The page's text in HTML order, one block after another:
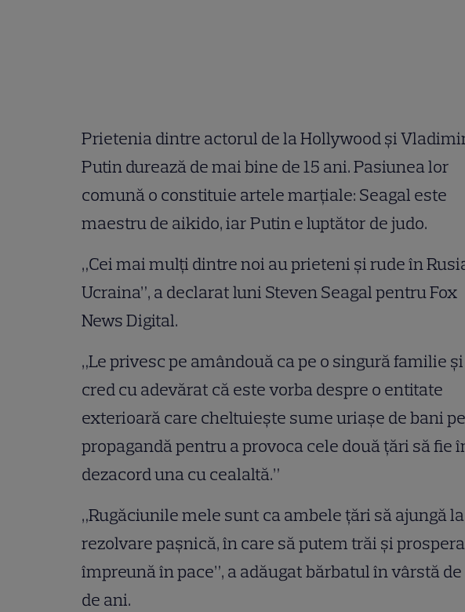
Prietenia dintre actorul de la Hollywood și
Putin durează de mai bine de 15 ani. Pasiunea lor
comună o constituie artele marțiale: Seagal este
maestru de aikido, iar Putin e luptător de judo.
„Cei mai mulți dintre noi au prieteni și rude în
Ucraina”, a declarat luni Steven Seagal pentru Fox
News Digital.
„Le privesc pe amândouă ca pe o singură familie și
cred cu adevărat că este vorba despre o entitate
exterioară care cheltuiește sume uriașe de bani pe
propagandă pentru a provoca cele două țări să fie
dezacord una cu cealaltă.”
„Rugăciunile mele sunt ca ambele țări să ajungă
rezolvare pașnică, în care să putem trăi și prospera
împreună în pace”, a adăugat bărbatul în vârstă de
de ani.